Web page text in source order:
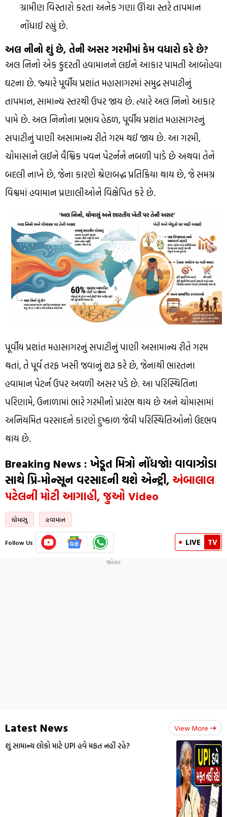
ગ્રામીણ વિસ્તારો કરતા અનેક ગણા ઊંચા સ્તરે તાપમાન
નોંધાઈ રહ્યું છે.
અલ નીનો શું છે, તેની અસર ગરમીમાં કેમ વધારો કરે છે?
અલ નિનો એક કુદરતી હવામાનને લઈને આકાર પામતી આબોહવા
ઘટના છે. જ્યારે પૂર્વીય પ્રશાંત મહાસાગરમાં સમુદ્ર સપાટીનું
તાપમાન, સામાન્ય સ્તરથી ઉપર જાય છે. ત્યારે અલ નિનો આકાર
પામે છે. અલ ​​નિનોના પ્રભાવ હેઠળ, પૂર્વીય પ્રશાંત મહાસાગરનું
સપાટીનું પાણી અસામાન્ય રીતે ગરમ થઈ જાય છે. આ ગરમી,
ચોમાસાને લઈને વૈશ્વિક પવન પેટર્નને નબળી પાડે છે અથવા તેને
બદલી નાખે છે, જેના કારણે શ્રેણબદ્ધ પ્રતિક્રિયા થાય છે, જે સમગ્ર
વિશ્વમાં હવામાન પ્રણાલીઓને વિક્ષેપિત કરે છે.
પૂર્વીય પ્રશાંત મહાસાગરનું સપાટીનું પાણી અસામાન્ય રીતે ગરમ
થતાં, તે પૂર્વ તરફ ખસી જવાનું શરૂ કરે છે, જેનાથી ભારતના
હવામાન પેટર્ન ઉપર અવળી અસર પડે છે. આ પરિસ્થિતિના
પરિણામે, ઉનાળામાં ભારે ગરમીનો પ્રારંભ થાય છે અને ચોમાસામાં
અનિયમિત વરસાદને કારણે દુષ્કાળ જેવી પરિસ્થિતિઓનો ઉદભવ
થાય છે.
Breaking News : ખેડૂત મિત્રો નોંધજો! વાવાઝોડા
સાથે પ્રિ-મોન્સૂન વરસાદની થશે એન્ટ્રી, અંબાલાલ
પટેલની મોટી આગાહી, જુઓ Video
ચોમાસુ હવામાન
Follow Us LIVE TV
Latest News View More
શું સામાન્ય લોકો માટે UPI હવે મફત નહીં રહે?